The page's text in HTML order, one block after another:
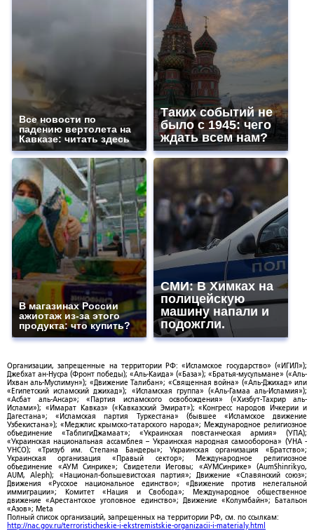
Все новости по
падению вертолета на
Кавказе: читать здесь
Таких событий не
было с 1945: чего
ждать всем нам?
В магазинах России
ажиотаж из-за этого
продукта: что купить?
СМИ: В Химках на
полицейскую
машину напали и
подожгли.
Организации, запрещенные на территории РФ: «Исламское государство» («ИГИЛ»);
Джебхат ан-Нусра (Фронт победы); «Аль-Каида» («База»); «Братья-мусульмане» («Аль-
Ихван аль-Муслимун»); «Движение Талибан»; «Священная война» («Аль-Джихад» или
«Египетский исламский джихад»); «Исламская группа» («Аль-Гамаа аль-Исламия»);
«Асбат аль-Ансар»; «Партия исламского освобождения» («Хизбут-Тахрир аль-
Ислами»); «Имарат Кавказ» («Кавказский Эмират»); «Конгресс народов Ичкерии и
Дагестана»; «Исламская партия Туркестана» (бывшее «Исламское движение
Узбекистана»); «Меджлис крымско-татарского народа»; Международное религиозное
объединение «ТаблигиДжамаат»; «Украинская повстанческая армия» (УПА);
«Украинская национальная ассамблея – Украинская народная самооборона» (УНА -
УНСО); «Тризуб им. Степана Бандеры»; Украинская организация «Братство»;
Украинская организация «Правый сектор»; Международное религиозное
объединение «АУМ Синрике»; Свидетели Иеговы; «АУМСинрике» (AumShinrikyo,
AUM, Aleph); «Национал-большевистская партия»; Движение «Славянский союз»;
Движения «Русское национальное единство»; «Движение против нелегальной
иммиграции»; Комитет «Нация и Свобода»; Международное общественное
движение «Арестантское уголовное единство»; Движение «Колумбайн»; Батальон
«Азов»; Meta
Полный список организаций, запрещенных на территории РФ, см. по ссылкам:
http://nac.gov.ru/terroristicheskie-i-ekstremistskie-organizacii-i-materialy.html